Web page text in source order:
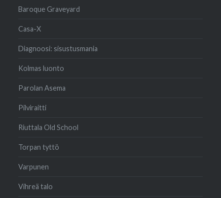
Baroque Graveyard
Casa-X
Diagnoosi: sisustusmania
Kolmas luonto
Parolan Asema
Pilviraitti
Riuttala Old School
Torpan tyttö
Varpunen
Vihreä talo